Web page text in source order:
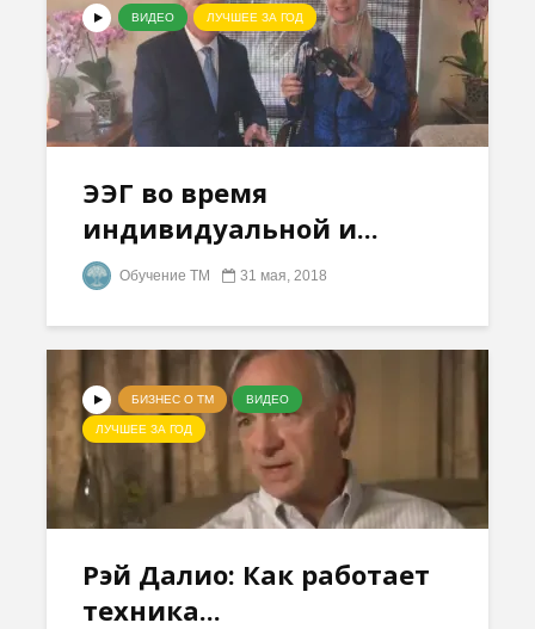
ВИДЕО ЛУЧШЕЕ ЗА ГОД
ЭЭГ во время
индивидуальной и...
Обучение ТМ 31 мая, 2018
БИЗНЕС О ТМ ВИДЕО
ЛУЧШЕЕ ЗА ГОД
Рэй Далио: Как работает
техника...